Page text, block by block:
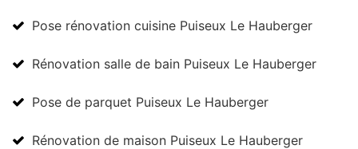
Pose rénovation cuisine Puiseux Le Hauberger
Rénovation salle de bain Puiseux Le Hauberger
Pose de parquet Puiseux Le Hauberger
Rénovation de maison Puiseux Le Hauberger